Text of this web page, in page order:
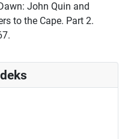
John Quin and
to the Cape. Part 2.